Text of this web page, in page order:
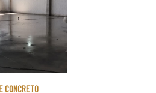
politrizes de piso e
para tratar a superfície
que confere maior
ao piso, devido ao aumento
na superfície, que
CONCRETO